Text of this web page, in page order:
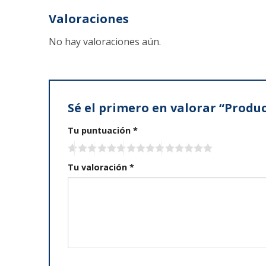
Valoraciones
No hay valoraciones aún.
Sé el primero en valorar
Tu puntuación *
Tu valoración *